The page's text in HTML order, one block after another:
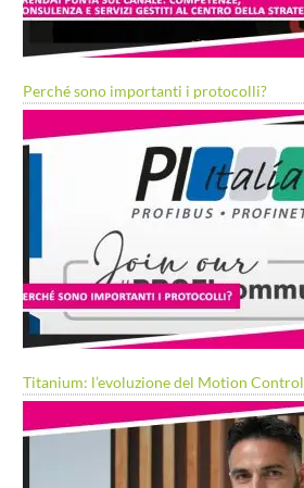
Perché sono importanti i protocolli?
Titanium: l’evoluzione del Motion Control